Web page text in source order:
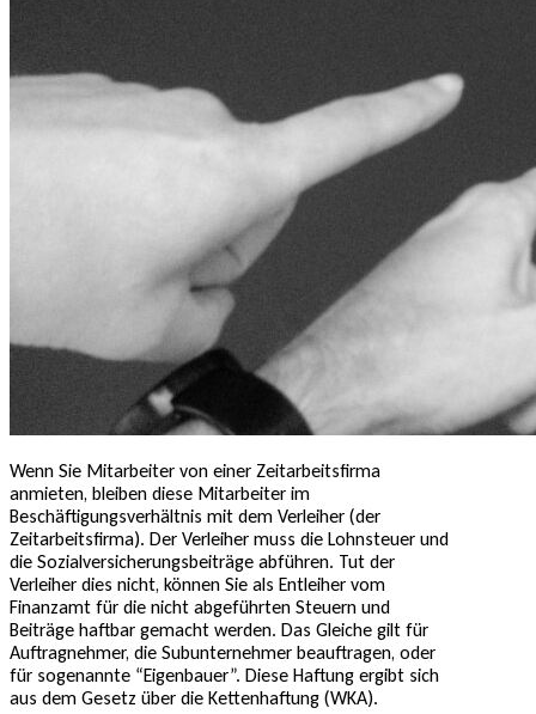
Wenn Sie Mitarbeiter von einer Zeitarbeitsfirma
anmieten, bleiben diese Mitarbeiter im
Beschäftigungsverhältnis mit dem Verleiher (der
Zeitarbeitsfirma). Der Verleiher muss die Lohnsteuer und
die Sozialversicherungsbeiträge abführen. Tut der
Verleiher dies nicht, können Sie als Entleiher vom
Finanzamt für die nicht abgeführten Steuern und
Beiträge haftbar gemacht werden. Das Gleiche gilt für
Auftragnehmer, die Subunternehmer beauftragen, oder
für sogenannte “Eigenbauer”. Diese Haftung ergibt sich
aus dem Gesetz über die Kettenhaftung (WKA).